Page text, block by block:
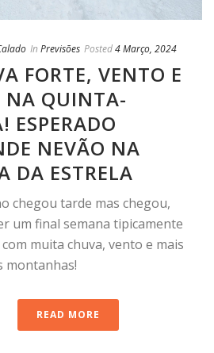
In Previsões Posted4 Março, 2024
FORTE, VENTO E
NA QUINTA-
ESPERADO
NEVÃO NA
DA ESTRELA
chegou tarde mas chegou,
um final semana tipicamente
muita chuva, vento e mais
montanhas!
READ MORE